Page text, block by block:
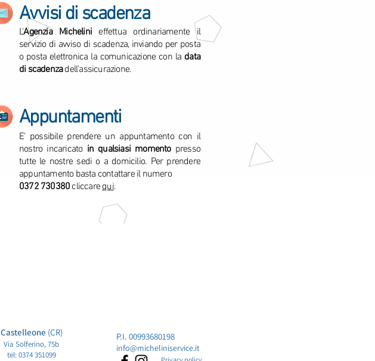
Avvisi di scadenza
L'Agenzia Michelini effettua ordinariamente il
servizio di avviso di scadenza, inviando per posta
o posta elettronica la comunicazione con la data
di scadenzadell'assicurazione.
Appuntamenti
E' possibile prendere un appuntamento con il
nostro incaricato in qualsiasi momentopresso
tutte le nostre sedi o a domicilio. Per prendere
appuntamento basta contattare il numero
0372 730380 cliccarequi.
Castelleone (CR)
Via Solferino, 75b
tel: 0374 351099
P.I. 00993680198
info@micheliniservice.it